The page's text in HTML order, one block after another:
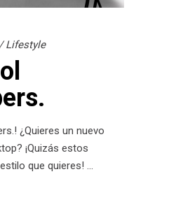
Lifestyle
¿Quieres un nuevo
¡Quizás estos
que quieres!